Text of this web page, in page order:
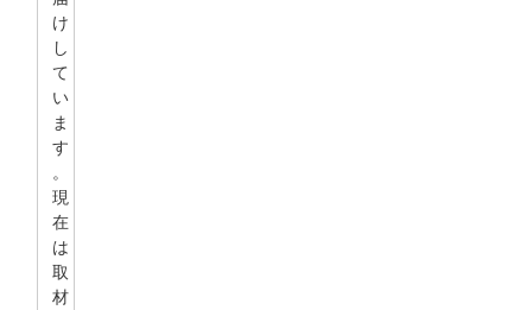
け
し
て
い
ま
す
。
現
在
は
取
材